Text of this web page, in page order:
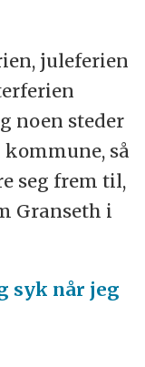
juleferien
noen steder
så
seg frem til,
Granseth i
syk når jeg